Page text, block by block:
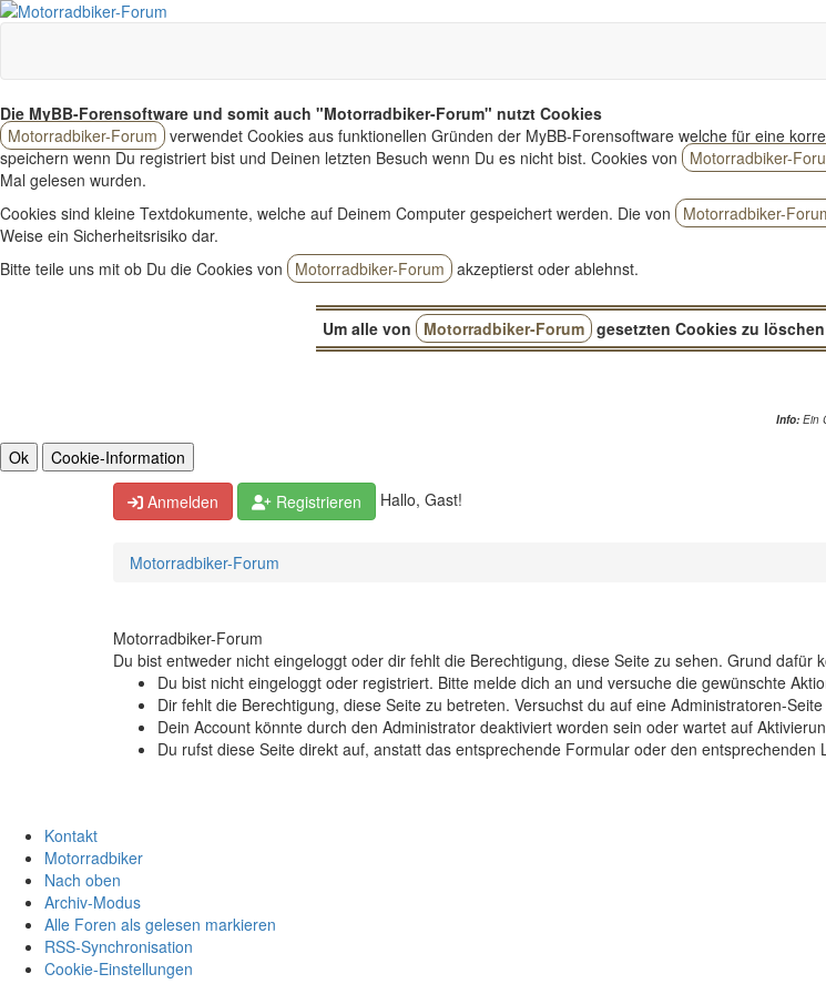
Die MyBB-Forensoftware und somit auch "Motorradbiker-Forum" nutzt Cookies
Motorradbiker-Forum verwendet Cookies aus funktionellen Gründen der MyBB-Forensoftware welche für eine
speichern wenn Du registriert bist und Deinen letzten Besuch wenn Du es nicht bist. Cookies von
Motorradbiker-
Mal gelesen wurden.
Cookies sind kleine Textdokumente, welche auf Deinem Computer gespeichert werden. Die von
Motorradbiker-
Weise ein Sicherheitsrisiko dar.
Bitte teile uns mit ob Du die Cookies von
Motorradbiker-Forum akzeptierst oder ablehnst.
Um alle von Motorradbiker-Forum gesetzten Cookies zu löschen
Info: Ein
Anmelden Registrieren Hallo, Gast!
Motorradbiker-Forum
Motorradbiker-Forum
Du bist entweder nicht eingeloggt oder dir fehlt die Berechtigung, diese Seite zu sehen. Grund dafür
Du bist nicht eingeloggt oder registriert. Bitte melde dich an und versuche die gewünschte
Dir fehlt die Berechtigung, diese Seite zu betreten. Versuchst du auf eine Administratoren-
Dein Account könnte durch den Administrator deaktiviert worden sein oder wartet auf
Du rufst diese Seite direkt auf, anstatt das entsprechende Formular oder den entsprechenden
Kontakt
Motorradbiker
Nach oben
Archiv-Modus
Alle Foren als gelesen markieren
RSS-Synchronisation
Cookie-Einstellungen